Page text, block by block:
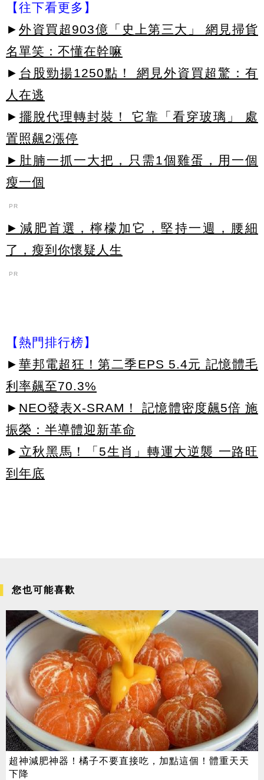
【往下看更多】
► 外資買超903億「史上第三大」 網見掃貨
名單笑：不懂在幹嘛
► 台股勁揚1250點！ 網見外資買超驚：有
人在逃
► 擺脫代理轉封裝！ 它靠「看穿玻璃」 處
置照飆2漲停
►肚腩一抓一大把，只需1個雞蛋，用一個
瘦一個
PR
►減肥首選，檸檬加它，堅持一週，腰細
了，瘦到你懷疑人生
PR
【熱門排行榜】
► 華邦電超狂！第二季EPS 5.4元 記憶體毛
利率飆至70.3%
► NEO發表X-SRAM！ 記憶體密度飆5倍 施
振榮：半導體迎新革命
► 立秋黑馬！「5生肖」轉運大逆襲 一路旺
到年底
您也可能喜歡
超神減肥神器！橘子不要直接吃，加點這個！體重天天
下降